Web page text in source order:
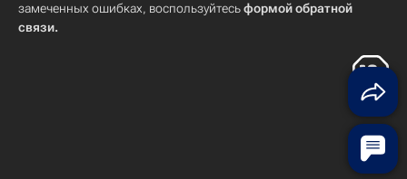
замеченных ошибках, воспользуйтесьформой обратной
связи.